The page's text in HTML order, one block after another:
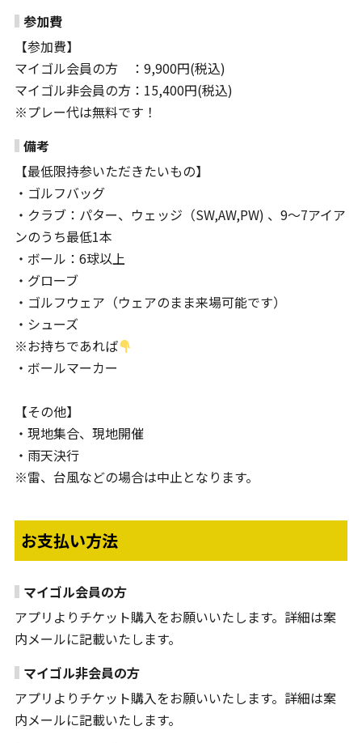
参加費
【参加費】
マイゴル会員の方 ：9,900円(税込)
マイゴル非会員の方：15,400円(税込)
※プレー代は無料です！
備考
【最低限持参いただきたいもの】
・ゴルフバッグ
・クラブ：パター、ウェッジ（SW,AW,PW) 、9～7アイア
ンのうち最低1本
・ボール：6球以上
・グローブ
・ゴルフウェア（ウェアのまま来場可能です）
・シューズ
※お持ちであれば
・ボールマーカー
【その他】
・現地集合、現地開催
・雨天決行
※雷、台風などの場合は中止となります。
お支払い方法
マイゴル会員の方
アプリよりチケット購入をお願いいたします。詳細は案
内メールに記載いたします。
マイゴル非会員の方
アプリよりチケット購入をお願いいたします。詳細は案
内メールに記載いたします。